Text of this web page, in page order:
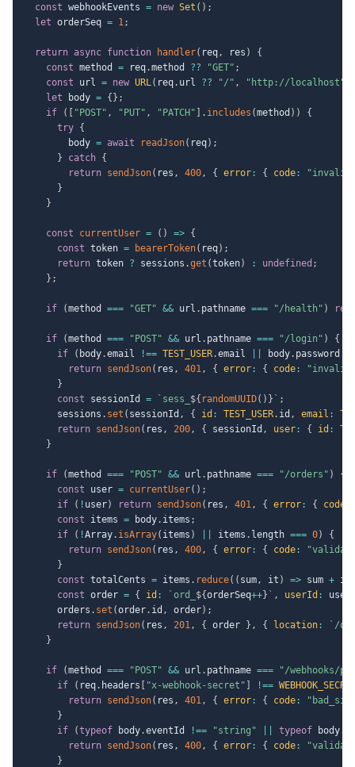
const webhookEvents = new Set ( ) ;
let orderSeq = 1;
return async function handler( req, res )
{
const method = req.method ?? "GET" ;
const url = new URL( req. url ?? "/" , "http://localhost"
let body = { } ;
if
( "POST" , "PUT" , "PATCH" . includes (method ) )
{
try {
        body
= await readJson( req) ;
}
catch {
return sendJson( res , 400, { error : { code :
}
}
const currentUser = ( ) => {
const token = bearerToken( req) ;
return token ? sessions .get (token) : undefined ;
} ;
if (method === "GET" && url . pathname === "/health" )
if (method === "POST" && url . pathname === "/login" )
{
if
( body.email !== TEST_USER.email body. password
return sendJson( res , 401, { error : { code :
}
const sessionId = ` sess_ ${ randomUUID( ) } ` ;
      sessions
. set ( sessionId , { id : TEST_USER. id , email :
return sendJson( res , 200, { sessionId , user : { id :
}
if (method === "POST" && url . pathname === "/orders" )
{
const user = currentUser( ) ;
if
( ! user) return sendJson( res , 401, { error : { code
const items = body. items ;
if
( !Array. isArray( items ) items . length === 0)
{
return sendJson( res , 400, { error : { code :
}
const totalCents = items . reduce( ( sum, it ) => sum + it
const order = { id : ` ord_ ${orderSeq++} ` , userId : user
      orders
. set (order. id , order) ;
return sendJson( res , 201, { order } , { location : ` /
}
if (method === "POST" && url . pathname ===
"/webhooks/
if
( req. headers "x-webhook-secret" !==
return sendJson( res , 401, { error : { code :
}
if
(typeof body.eventId !== "string" typeof body.
return sendJson( res , 400, { error : { code :
}